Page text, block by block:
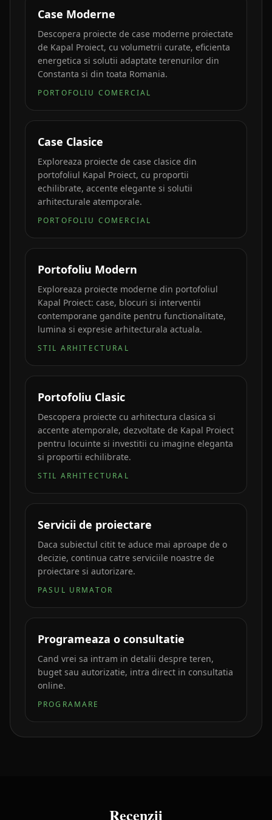
Case Moderne
Descopera proiecte de case moderne proiectate
de Kapal Proiect, cu volumetrii curate, eficienta
energetica si solutii adaptate terenurilor din
Constanta si din toata Romania.
PORTOFOLIU COMERCIAL
Case Clasice
Exploreaza proiecte de case clasice din
portofoliul Kapal Proiect, cu proportii
echilibrate, accente elegante si solutii
arhitecturale atemporale.
PORTOFOLIU COMERCIAL
Portofoliu Modern
Exploreaza proiecte moderne din portofoliul
Kapal Proiect: case, blocuri si interventii
contemporane gandite pentru functionalitate,
lumina si expresie arhitecturala actuala.
STIL ARHITECTURAL
Portofoliu Clasic
Descopera proiecte cu arhitectura clasica si
accente atemporale, dezvoltate de Kapal Proiect
pentru locuinte si investitii cu imagine eleganta
si proportii echilibrate.
STIL ARHITECTURAL
Servicii de proiectare
Daca subiectul citit te aduce mai aproape de o
decizie, continua catre serviciile noastre de
proiectare si autorizare.
PASUL URMATOR
Programeaza o consultatie
Cand vrei sa intram in detalii despre teren,
buget sau autorizatie, intra direct in consultatia
online.
PROGRAMARE
Recenzii